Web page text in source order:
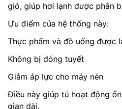
gió, giúp hơi lạnh được phân
Ưu điểm của hệ thống này:
Thực phẩm và đồ uống được
Không bị đóng tuyết
Giảm áp lực cho máy nén
Điều này giúp tủ hoạt động
gian dài.